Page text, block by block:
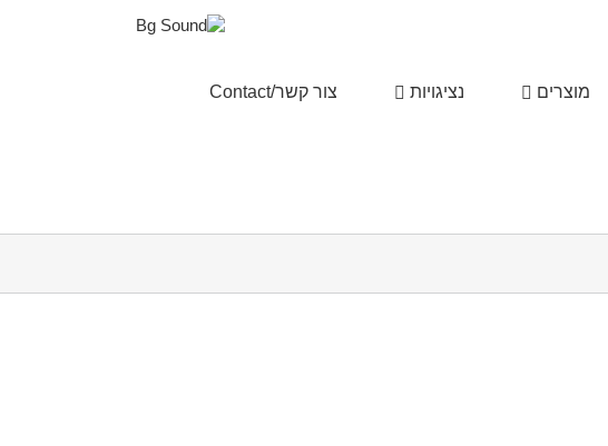
מוצרים נציגויות צור קשר/Contact